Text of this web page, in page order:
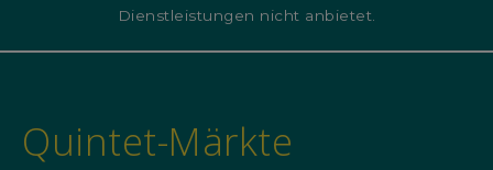
Dienstleistungen nicht anbietet.
Quintet-Märkte